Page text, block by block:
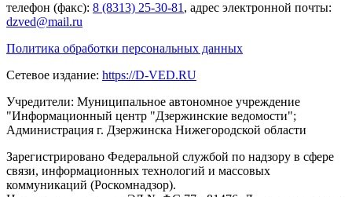
телефон (факс): 8 (8313) 25-30-81 , адрес электронной почты:
dzved@mail.ru
Политика обработки персональных данных
Сетевое издание: https://D-VED.RU
Учредители: Муниципальное автономное учреждение
"Информационный центр "Дзержинские ведомости";
Администрация г. Дзержинска Нижегородской области
Зарегистрировано Федеральной службой по надзору в сфере
связи, информационных технологий и массовых
коммуникаций (Роскомнадзор).